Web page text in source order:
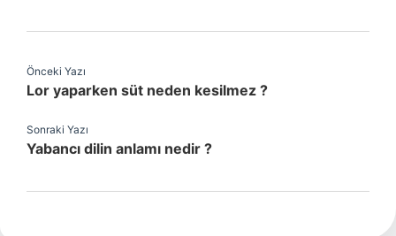
Önceki Yazı
Lor yaparken süt neden kesilmez ?
Sonraki Yazı
Yabancı dilin anlamı nedir ?